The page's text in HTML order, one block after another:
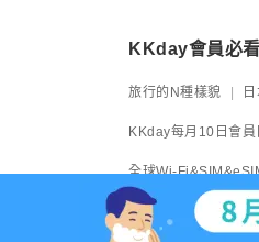
KKday會員必
旅行的N種樣貌
KKday每月10日會員
全球Wi-
KKday機場服務